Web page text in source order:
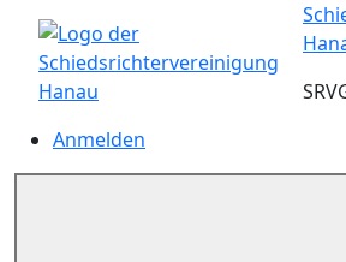
Zum
Inhalt
springen
Anmelden